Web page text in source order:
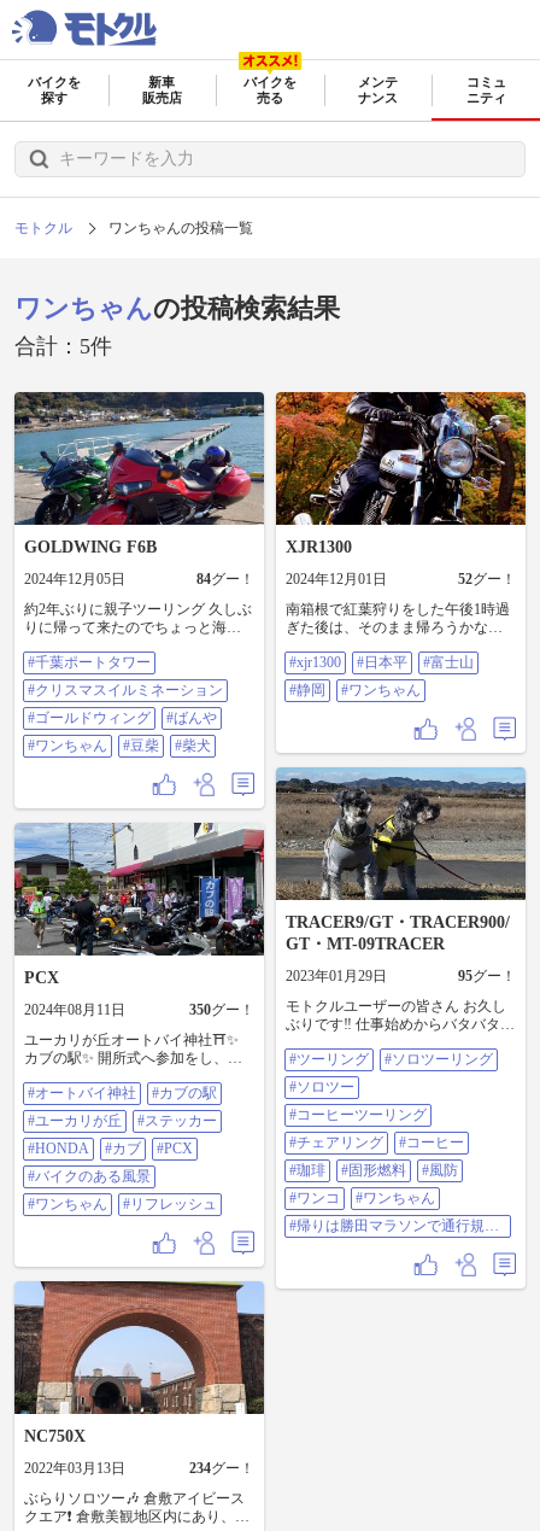
バイクを
探す
新車
販売店
バイクを
売る
メンテ
ナンス
コミュ
ニティ
モトクル ワンちゃんの投稿一覧
ワンちゃんの投稿検索結果
合計：5件
GOLDWING F6B
2024年12月05日 84グー！
約2年ぶりに親子ツーリング 久しぶ
りに帰って来たのでちょっと海ま
て保田漁港まで ランチは保田の定
番『ばんや』息子がおごってくれ
ました 平日ですが水曜日は休みの
人が多いのかバイクたくさん走っ
てました 帰ってから、こちらも定
番『千葉ポートタワー』クリスマ
スイルミネーション、千葉駅で娘
と合流家族4人＋ワンちゃんで行っ
て来ました、久しぶりに充実した
一日でした #千葉ポートタワー #ク
リスマスイルミネーション #ゴール
ドウィング #ばんや #ワンちゃん #
豆柴 #柴犬
#千葉ポートタワー
#クリスマスイルミネーション
#ゴールドウィング
#ばんや
#ワンちゃん
#豆柴 #柴犬
XJR1300
2024年12月01日 52グー！
南箱根で紅葉狩りをした午後1時過
ぎた後は、そのまま帰ろうかなぁ
と思い、日没までせっかく時間が
あるもんだから、箱根西麓を通り
伊豆縦貫道、そして東名高速を通
り、日本平へ向かった。 日本平に
着いたら、石碑の所でかわいいワ
ンちゃんたちが大集合、そこで偶
然見た他のライダーやお客さんも
写真に納め、撮影会のような状態
に📸 帰りはゆっくり下道を通り、
夜の灯る旧東海道の浪漫🌃
#XJR1300 #日本平 #富士山 #静岡 #
ワンちゃん
#xjr1300 #日本平
#富士山
#静岡
#ワンちゃん
PCX
2024年08月11日 350グー！
ユーカリが丘オートバイ神社⛩️✨
カブの駅✨ 開所式へ参加をし、祈
カブの台数が多くて、 純正のまま
でもオシャレで 様々なデザインの
カブに テンション上がりました🎵
柴ちゃん可愛ちい😍 リフレッシュ
🍀 #オートバイ神社 #カブの駅 #ユ
ーカリが丘 #ステッカー #HONDA
#カブ #PCX #バイクのある風景 #ワ
ンちゃん #リフレッシュ
#オートバイ神社
#カブの駅
#ユーカリが丘
#ステッカー
#HONDA
#カブ
#PCX
#バイクのある風景
#ワンちゃん
#リフレッシュ
TRACER9/GT・TRACER900/
GT・MT-09TRACER
2023年01月29日 95グー！
モトクルユーザーの皆さん お久し
ぶりです‼️ 仕事始めからバタバタし
日でしたが… 時おり吹く風にワチ
ャワチャしながら、 昨年用意した
固形燃料と風防で、 やっとコーヒ
ーをゆっくり淹れることができま
した❗️ 相変わらずこのドリップコー
ヒーは旨いです!! この時間だけは誰
にも邪魔されず、まったりとした
時間を過ごせました🎵 キャンパー
さんも何組みかいて、撤収してる
人、設営してる人、まったりして
る人 色々でした ワンちゃんにも癒
ーリング #ソロツー #コーヒーツー
#ツーリング
#ソロツーリング
#ソロツー
#コーヒーツーリング
#チェアリング
#コーヒー
#珈琲
#固形燃料
#風防
#ワンコ
#ワンちゃん
#帰りは勝田マラソンで通行規制
NC750X
2022年03月13日 234グー！
ぶらりソロツー🎶 倉敷アイビース
クエア❗️ 倉敷美観地区内にあり、明